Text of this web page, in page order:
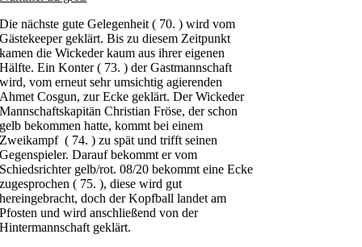
Die nächste gute Gelegenheit ( 70. ) wird vom
Gästekeeper geklärt. Bis zu diesem Zeitpunkt
kamen die Wickeder kaum aus ihrer eigenen
Hälfte. Ein Konter ( 73. ) der Gastmannschaft
wird, vom erneut sehr umsichtig agierenden
Ahmet Cosgun, zur Ecke geklärt. Der Wickeder
Mannschaftskapitän Christian Fröse, der schon
gelb bekommen hatte, kommt bei einem
Zweikampf ( 74. ) zu spät und trifft seinen
Gegenspieler. Darauf bekommt er vom
Schiedsrichter gelb/rot. 08/20 bekommt eine Ecke
zugesprochen ( 75. ), diese wird gut
hereingebracht, doch der Kopfball landet am
Pfosten und wird anschließend von der
Hintermannschaft geklärt.